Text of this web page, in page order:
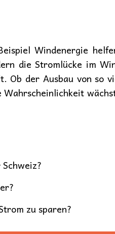
Windenergie
die Stromlücke im
Ob der Ausbau von so
zu sparen?